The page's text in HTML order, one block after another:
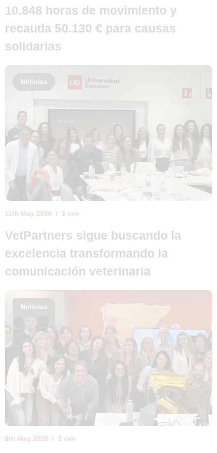
10.848 horas de movimiento y
recauda 50.130 € para causas
solidarias
Noticias
11th May 2026 3 min
VetPartners sigue buscando la
excelencia transformando la
comunicación veterinaria
Noticias
6th May 2026 2 min